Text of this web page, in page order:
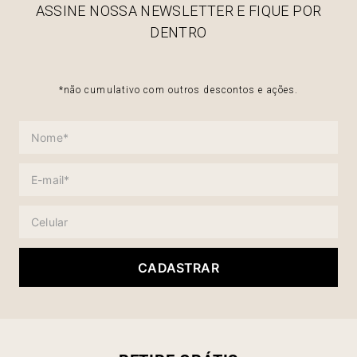
ASSINE NOSSA NEWSLETTER E FIQUE POR
DENTRO
*não cumulativo com outros descontos e ações.
CADASTRAR